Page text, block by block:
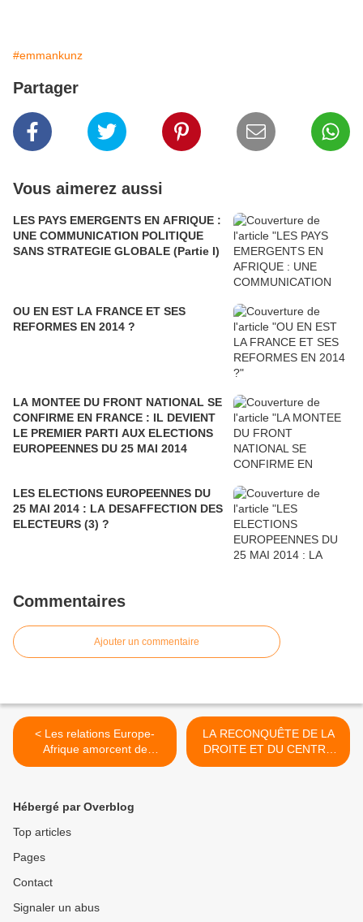
#emmankunz
Partager
Vous aimerez aussi
LES PAYS EMERGENTS EN AFRIQUE :
UNE COMMUNICATION POLITIQUE
SANS STRATEGIE GLOBALE (Partie I)
OU EN EST LA FRANCE ET SES
REFORMES EN 2014 ?
LA MONTEE DU FRONT NATIONAL SE
CONFIRME EN FRANCE : IL DEVIENT
LE PREMIER PARTI AUX ELECTIONS
EUROPEENNES DU 25 MAI 2014
LES ELECTIONS EUROPEENNES DU
25 MAI 2014 : LA DESAFFECTION DES
ELECTEURS (3) ?
Commentaires
Ajouter un commentaire
< Les relations Europe-
Afrique amorcent de
nouveaux virages. L'Europe
LA RECONQUÊTE DE LA
DROITE ET DU CENTRE
EST ENCLENCHÉE PAR
Hébergé par Overblog
Top articles
Pages
Contact
Signaler un abus